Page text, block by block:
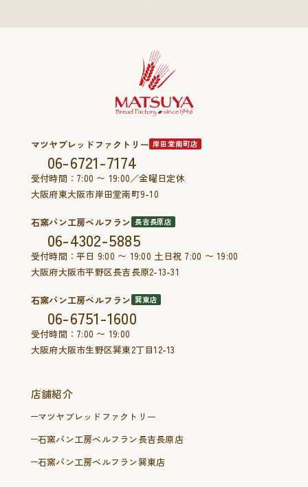
マツヤブレッドファクトリー 岸田堂南町店
06-6721-7174
受付時間：7:00 〜 19:00／金曜日定休
大阪府東大阪市岸田堂南町9-10
石窯パン工房ベルフラン 長吉長原店
06-4302-5885
受付時間：平日 9:00 〜 19:00 土日祝 7:00 〜 19:00
大阪府大阪市平野区長吉長原2-13-31
石窯パン工房ベルフラン 巽東店
06-6751-1600
受付時間：7:00 〜 19:00
大阪府大阪市生野区巽東2丁目12-13
店舗紹介
マツヤブレッドファクトリー
石窯パン工房ベルフラン長吉長原店
石窯パン工房ベルフラン巽東店